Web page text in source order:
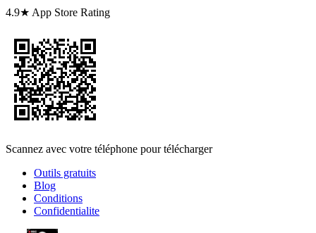
4.9★ App Store Rating
Scannez avec votre téléphone pour télécharger
Outils gratuits
Blog
Conditions
Confidentialite